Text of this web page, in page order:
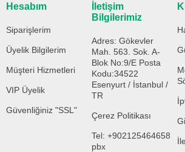
Hesabım
Siparişlerim
Üyelik Bilgilerim
Müşteri Hizmetleri
VIP Üyelik
Güvenliğiniz "SSL"
İletişim
Bilgilerimiz
Adres: Gökevler
Mah. 563. Sok. A-
Blok No:9/E Posta
Kodu:34522
Esenyurt / İstanbul /
TR
Çerez Politikası
Tel: +902125464658
pbx